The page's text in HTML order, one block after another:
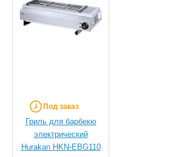
Под заказ
Гриль для барбекю
электрический
Hurakan HKN-EBG110